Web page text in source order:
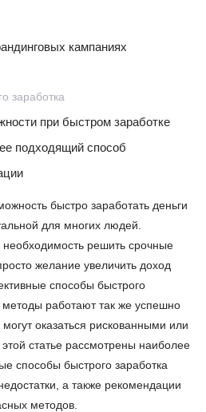
кампаниях
заработка
при быстром заработке
подходящий способ
быстро заработать деньги
для многих людей.
решить срочные
желание увеличить доход
способы быстрого
работают так же успешно
оказаться рискованными или
статье рассмотрены наиболее
способы быстрого заработка
а также рекомендации
методов.